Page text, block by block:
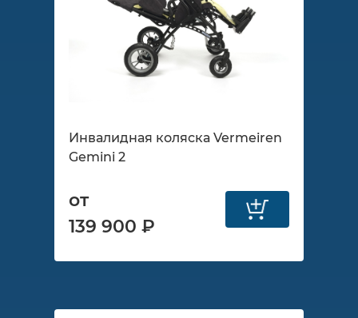
Инвалидная коляска Vermeiren
Gemini 2
от
139 900 ₽